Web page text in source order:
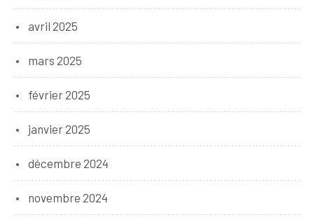
avril 2025
mars 2025
février 2025
janvier 2025
décembre 2024
novembre 2024